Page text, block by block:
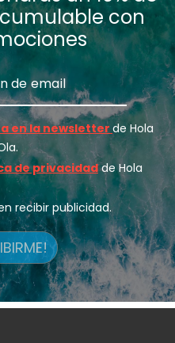
con
en la newsletterde Hola
de privacidadde Hola
recibir publicidad.